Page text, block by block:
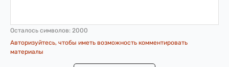
Осталось символов: 2000
Авторизуйтесь, чтобы иметь возможность комментировать
материалы